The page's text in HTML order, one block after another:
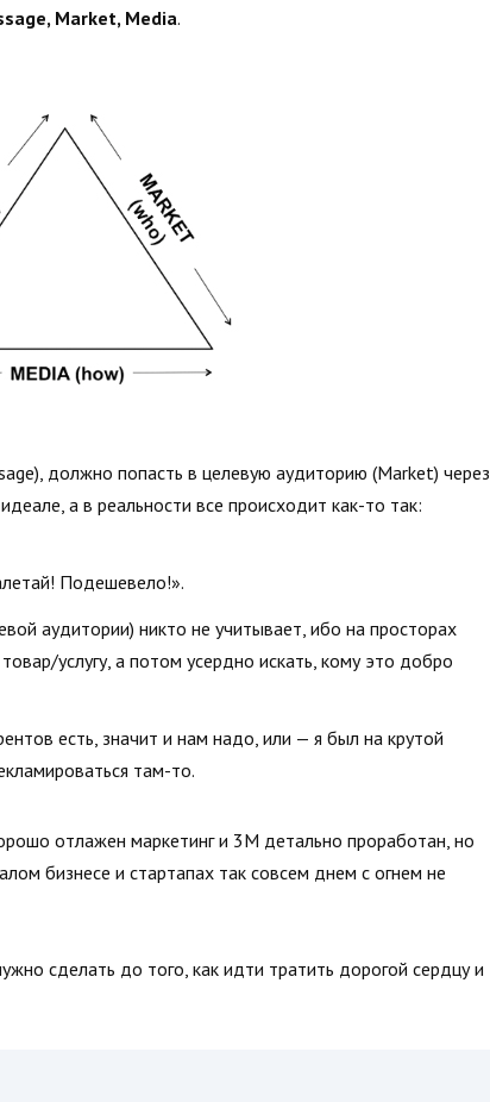
Market, Media.
должно попасть в целевую аудиторию (Market) через
а в реальности все происходит как-то так:
Подешевело!».
аудитории) никто не учитывает, ибо на просторах
услугу, а потом усердно искать, кому это добро
есть, значит и нам надо, или — я был на крутой
там-то.
отлажен маркетинг и 3М детально проработан, но
бизнесе и стартапах так совсем днем с огнем не
сделать до того, как идти тратить дорогой сердцу и